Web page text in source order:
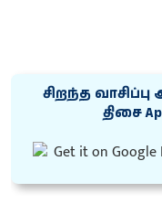
சிறந்த
திசை